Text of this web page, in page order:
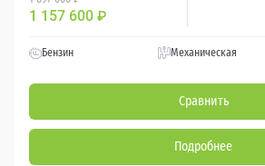
1 157 600 ₽
Бензин Механическая
Сравнить
Подробнее